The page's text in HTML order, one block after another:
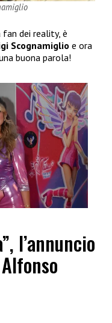
fan dei reality, è
Scognamiglio e ora
buona parola!
l’annuncio